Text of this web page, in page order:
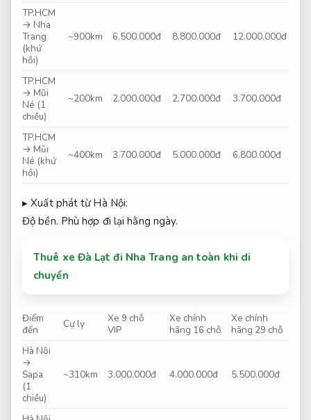
TP.HCM
→ Nha
Trang
(khứ
hồi)
~900km 6.500.000đ 8.800.000đ 12.000.000đ
TP.HCM
→ Mũi
Né (1
chiều)
~200km 2.000.000đ 2.700.000đ 3.700.000đ
TP.HCM
→ Mũi
Né (khứ
hồi)
~400km 3.700.000đ 5.000.000đ 6.800.000đ
▸ Xuất phát từ Hà Nội:
Độ bền. Phù hợp đi lại hằng ngày.
Thuê xe Đà Lạt đi Nha Trang an toàn khi di
chuyển
Điểm
đến
Cự ly
Xe 9 chỗ
VIP
Xe chính
hãng 16 chỗ
Xe chính
hãng 29 chỗ
Hà Nội
→
Sapa
(1
chiều)
~310km 3.000.000đ 4.000.000đ 5.500.000đ